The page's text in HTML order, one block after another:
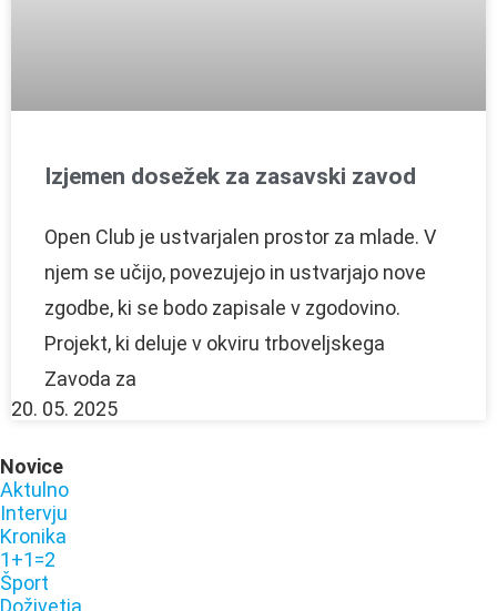
Izjemen dosežek za zasavski zavod
Open Club je ustvarjalen prostor za mlade. V
njem se učijo, povezujejo in ustvarjajo nove
zgodbe, ki se bodo zapisale v zgodovino.
Projekt, ki deluje v okviru trboveljskega
Zavoda za
20. 05. 2025
Novice
Aktulno
Intervju
Kronika
1+1=2
Šport
Doživetja